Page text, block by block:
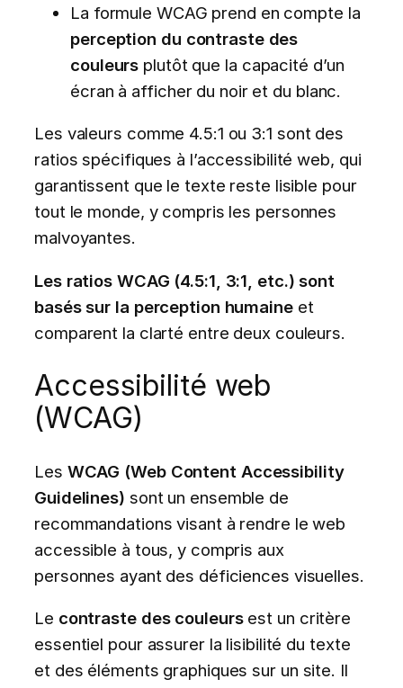
La formule WCAG prend en compte la
perception du contraste des
couleurs plutôt que la capacité d’un
écran à afficher du noir et du blanc.
Les valeurs comme 4.5:1 ou 3:1 sont des
ratios spécifiques à l’accessibilité web, qui
garantissent que le texte reste lisible pour
tout le monde, y compris les personnes
malvoyantes.
Les ratios WCAG (4.5:1, 3:1, etc.) sont
basés sur la perception humaineet
comparent la clarté entre deux couleurs.
Accessibilité web
(WCAG)
Les WCAG (Web Content Accessibility
Guidelines) sont un ensemble de
recommandations visant à rendre le web
accessible à tous, y compris aux
personnes ayant des déficiences visuelles.
Le contraste des couleursest un critère
essentiel pour assurer la lisibilité du texte
et des éléments graphiques sur un site. Il